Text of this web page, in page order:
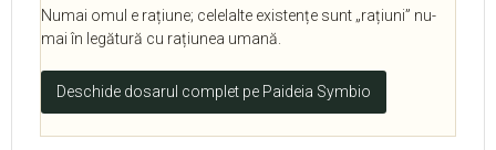
Numai omul e rațiune; celelalte existențe sunt „rațiuni” nu-
mai în legătură cu rațiunea umană.
Deschide dosarul complet pe Paideia Symbio